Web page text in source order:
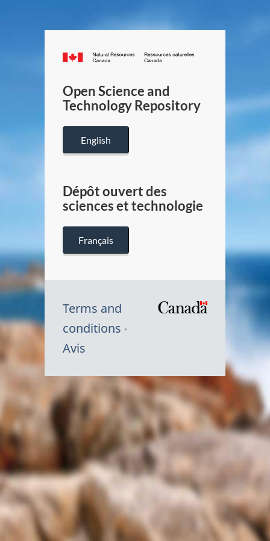
Canada.ca
/
Canada
Open Science and
Technology Repository
English
Dépôt ouvert des
sciences et technologie
Français
Terms and
conditions
Avis
Symbole
du
Canada